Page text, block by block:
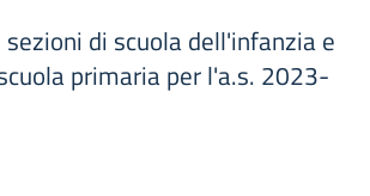
di scuola dell'infanzia e
primaria per l'a.s. 2023-